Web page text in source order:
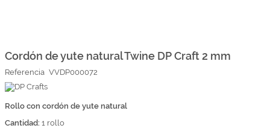
Top Ventas
comienzo
la
galería
de
imágenes
Cordón de yute natural Twine DP Craft 2 mm
Referencia VVDP000072
Rollo con cordón de yute natural
Cantidad: 1 rollo